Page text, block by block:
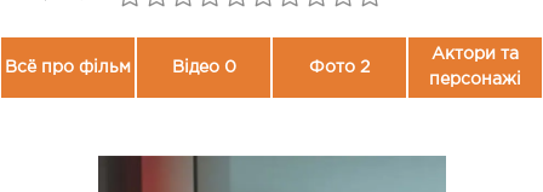
Всё про фільм Відео 0 Фото 2
Актори та
персонажі